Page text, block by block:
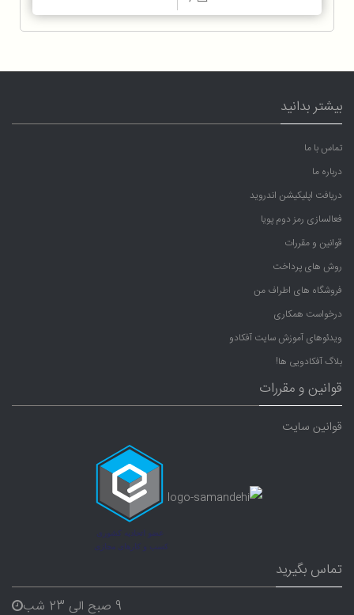
بیشتر بدانید
تماس با ما
درباره ما
دریافت اپلیکیشن اندروید
فعالسازی رمز دوم پویا
قوانین و مقررات
روش های پرداخت
فروشگاه های اطراف من
درخواست همکاری
ویدئوهای آموزش سایت آفکادو
بلاگ آفکادویی ها!
قوانین و مقررات
قوانین سایت
تماس بگیرید
9 صبح الی 23 شب